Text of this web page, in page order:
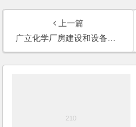
上一篇
广立化学厂房建设和设备安装综合法律服务